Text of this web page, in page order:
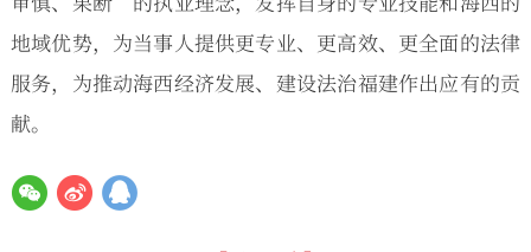
地域优势，为当事人提供更专业、更高效、更全面的法律
服务，为推动海西经济发展、建设法治福建作出应有的贡
献。